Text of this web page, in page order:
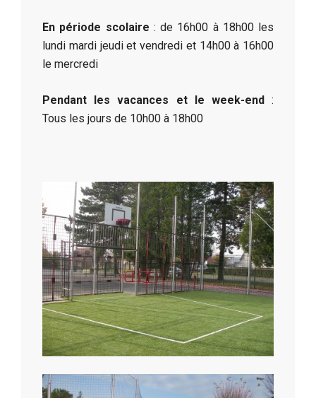
En période scolaire : de 16h00 à 18h00 les
lundi mardi jeudi et vendredi et 14h00 à 16h00
le mercredi
Pendant les vacances et le week-end:
Tous les jours de 10h00 à 18h00